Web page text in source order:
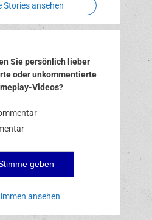
Stories ansehen
Sie persönlich lieber
oder unkommentierte
Videos?
ansehen